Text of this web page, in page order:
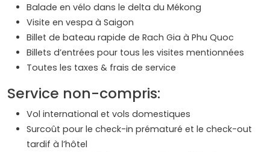
Balade en vélo dans le delta du Mékong
Visite en vespa à Saigon
Billet de bateau rapide de Rach Gia à Phu Quoc
Billets d’entrées pour tous les visites mentionnées
Toutes les taxes & frais de service
Service non-compris:
Vol international et vols domestiques
Surcoût pour le check-in prématuré et le check-out
tardif à l’hôtel